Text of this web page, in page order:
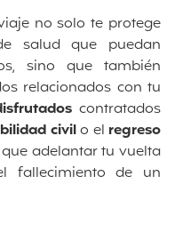
no solo te protege
salud que puedan
sino que también
relacionados con tu
contratados
civilo el regreso
adelantar tu vuelta
fallecimiento de un